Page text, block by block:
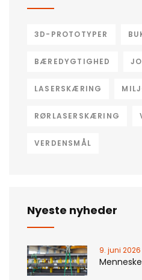
3D-PROTOTYPER
BÆREDYGTIGHED
LASERSKÆRING
RØRLASERSKÆRING
VERDENSMÅL
Nyeste nyheder
9. juni 2026